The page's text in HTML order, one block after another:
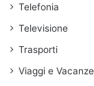
Telefonia
Televisione
Trasporti
Viaggi e Vacanze